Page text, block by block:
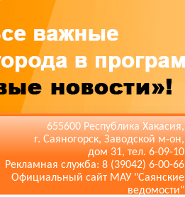
655600 Республика Хакасия,
г. Саяногорск, Заводской м-он,
дом 31, тел. 6-09-10
Рекламная служба: 8 (39042) 6-00-66
Официальный сайт МАУ "Саянские
ведомости"